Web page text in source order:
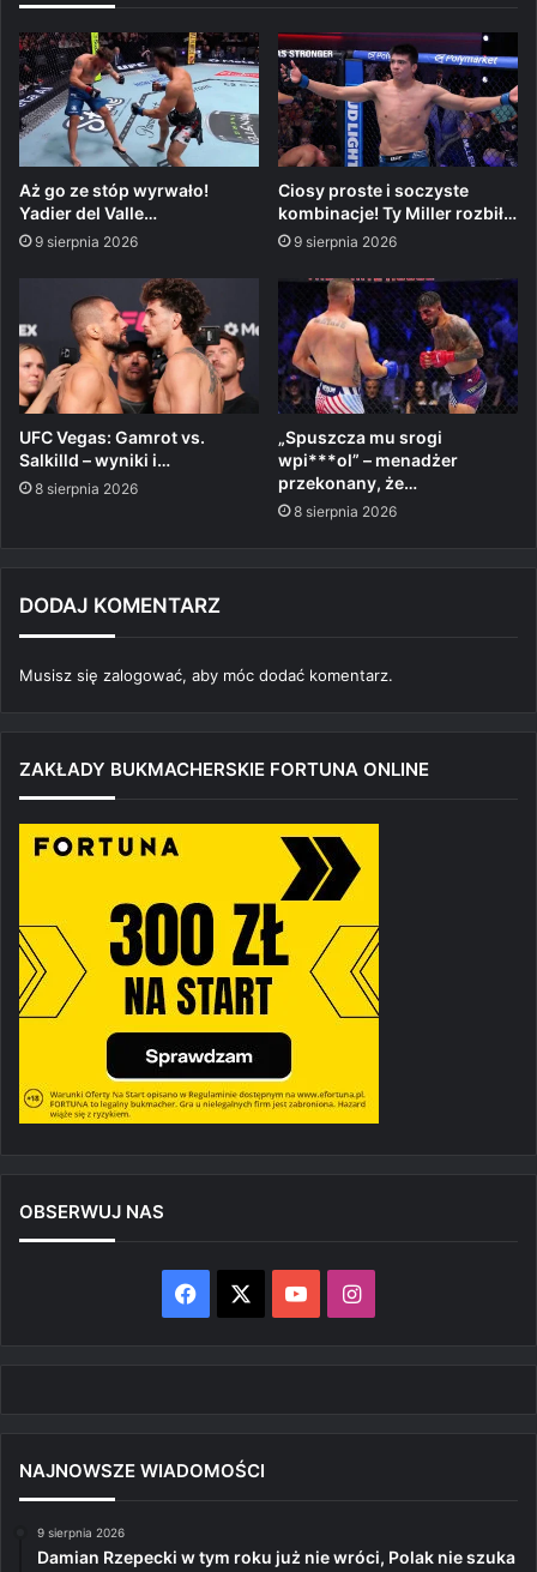
Aż go ze stóp wyrwało!
Yadier del Valle…
9 sierpnia 2026
Ciosy proste i soczyste
kombinacje! Ty Miller rozbił…
9 sierpnia 2026
UFC Vegas: Gamrot vs.
Salkilld – wyniki i…
8 sierpnia 2026
„Spuszcza mu srogi
wpi***ol” – menadżer
przekonany, że…
8 sierpnia 2026
DODAJ KOMENTARZ
Musisz się zalogować, aby móc dodać komentarz.
ZAKŁADY BUKMACHERSKIE FORTUNA ONLINE
OBSERWUJ NAS
Facebook YouTubeInstagram
NAJNOWSZE WIADOMOŚCI
9 sierpnia 2026
Damian Rzepecki w tym roku już nie wróci, Polak nie szuka